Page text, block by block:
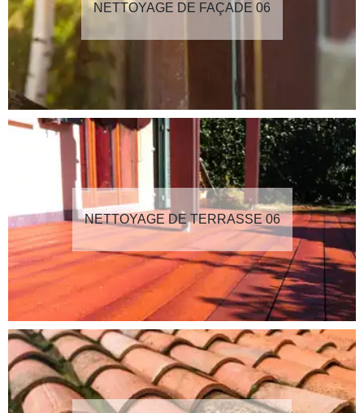
NETTOYAGE DE FAÇADE 06
NETTOYAGE DE TERRASSE 06